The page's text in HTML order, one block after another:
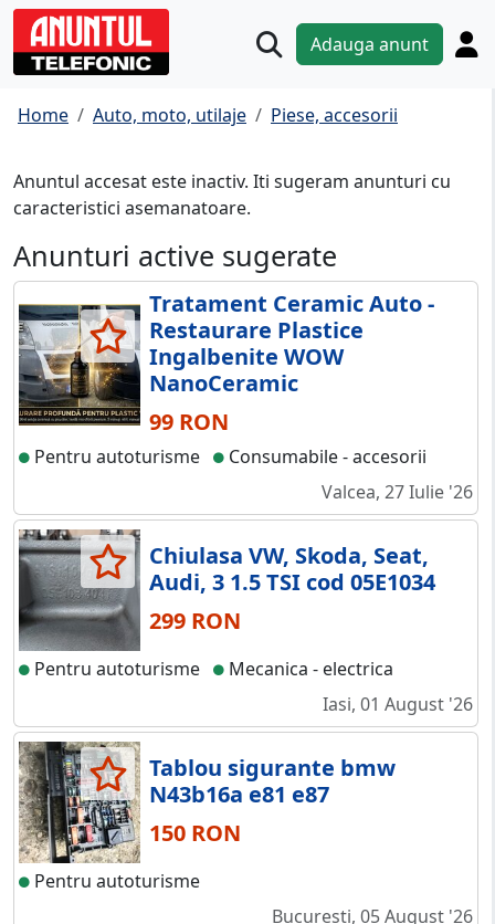
Adauga anunt
Home Auto, moto, utilaje Piese, accesorii
Anuntul accesat este inactiv. Iti sugeram anunturi cu
caracteristici asemanatoare.
Anunturi active sugerate
Tratament Ceramic Auto -
Restaurare Plastice
Ingalbenite WOW
NanoCeramic
99 RON
Pentru autoturisme
Consumabile - accesorii
Valcea, 27 Iulie '26
Chiulasa VW, Skoda, Seat,
Audi, 3 1.5 TSI cod 05E1034
299 RON
Pentru autoturisme
Mecanica - electrica
Iasi, 01 August '26
Tablou sigurante bmw
N43b16a e81 e87
150 RON
Pentru autoturisme
Bucuresti, 05 August '26